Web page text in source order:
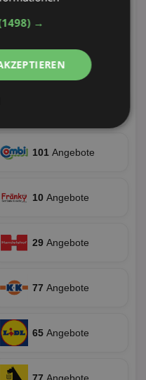
8 Angebote
101 Angebote
10 Angebote
29 Angebote
77 Angebote
65 Angebote
→
Performance
Funktionalität
Performance